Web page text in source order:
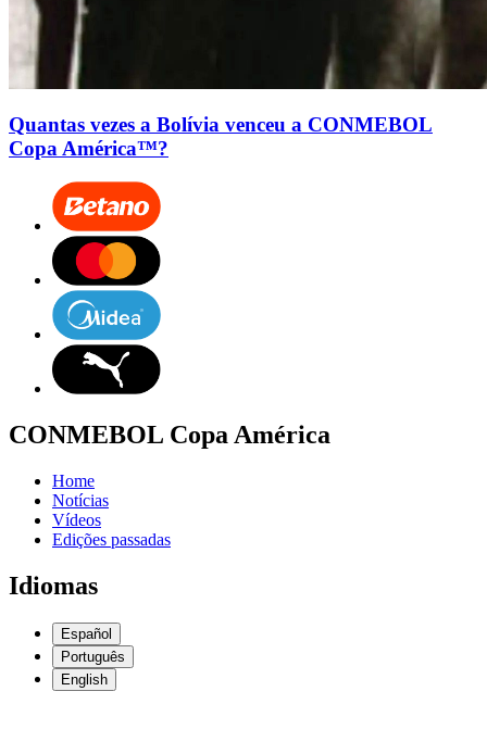
Quantas vezes a Bolívia venceu a CONMEBOL
Copa América™?
CONMEBOL Copa América
Home
Notícias
Vídeos
Edições passadas
Idiomas
Español
Português
English